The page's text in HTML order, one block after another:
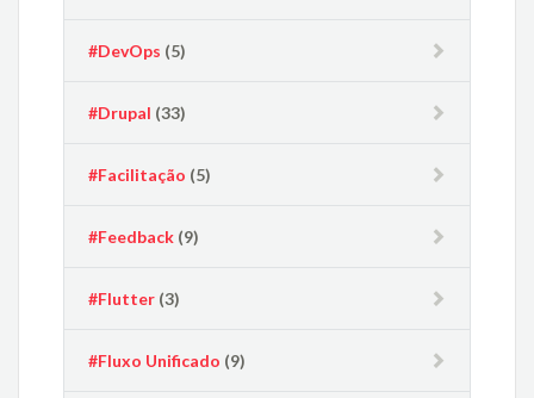
#DevOps (5)
#Drupal (33)
#Facilitação (5)
#Feedback (9)
#Flutter (3)
#Fluxo Unificado (9)